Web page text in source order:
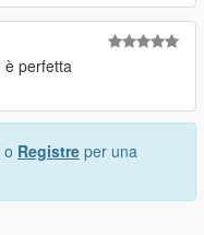
è perfetta
o Registre per una